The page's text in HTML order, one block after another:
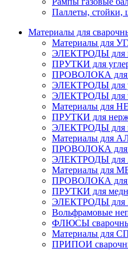
Паллеты, стойки,
Материалы для
Материалы для
ЭЛЕКТРОДЫ для
ПРУТКИ для
ПРОВОЛОКА для
ЭЛЕКТРОДЫ для
ЭЛЕКТРОДЫ для
Материалы для
ПРУТКИ для
ЭЛЕКТРОДЫ для
Материалы для
ПРОВОЛОКА для
ЭЛЕКТРОДЫ для
Материалы для
ПРОВОЛОКА для
ПРУТКИ для
ЭЛЕКТРОДЫ для
Вольфрамовые
ФЛЮСЫ
Материалы для
ПРИПОИ